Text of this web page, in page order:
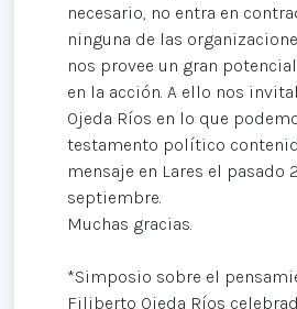
necesario, no entra en
ninguna de las
nos provee un gran
en la acción. A ello nos
Ojeda Ríos en lo que
testamento político
mensaje en Lares el pasado
septiembre.
Muchas gracias.
*Simposio sobre el
Filiberto Ojeda Ríos